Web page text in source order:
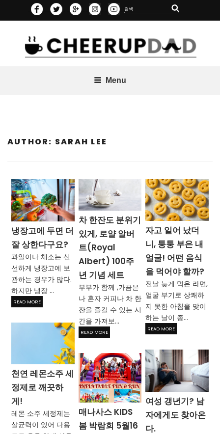
for:
Search
Menu
AUTHOR: SARAH LEE
냉장고에 두면 더
잘 상한다구요?
과일이나 채소는 신
선하게 냉장고에 보
관하는 경우가 많다.
하지만 냉장 ...
READ MORE
천연 레몬소주 세
정제로 깨끗하
게!
레몬 소주 세정제는
살균력이 있어 다용
차 한잔도 분위기
있게, 로얄 알버
트(Royal
Albert) 100주
년 기념 세트
부부가 함께 ,가끔은
나 혼자 커피나 차 한
잔을 즐길 수 있는 시
간을 가져보...
READ MORE
매나사스 KIDS
봄 박람회 5월16
자고 일어 났더
니, 퉁퉁 부은 내
얼굴! 어떤 음식
을 먹어야 할까?
전날 늦게 먹은 라면,
얼굴 부기로 상쾌하
지 못한 아침을 맞이
하는 날이 종...
READ MORE
여성 갱년기? 남
자에게도 찾아온
다.